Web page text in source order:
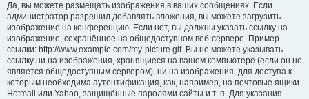
Да, вы можете размещать изображения в ваших сообщениях. Если
администратор разрешил добавлять вложения, вы можете загрузить
изображение на конференцию. Если нет, вы должны указать ссылку на
изображение, сохранённое на общедоступном веб-сервере. Пример
ссылки: http://www.example.com/my-picture.gif. Вы не можете указывать
ссылку ни на изображения, хранящиеся на вашем компьютере (если он не
является общедоступным сервером), ни на изображения, для доступа к
которым необходима аутентификация, как, например, на почтовые ящики
Hotmail или Yahoo, защищённые паролями сайты и т. п. Для указания